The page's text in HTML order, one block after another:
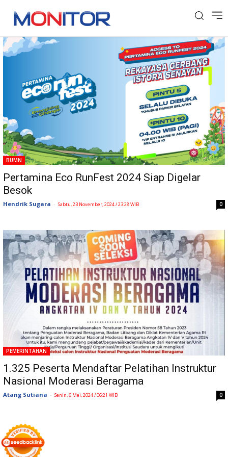
Tag: Peserta
BUMN
Pertamina Eco RunFest 2024 Siap Digelar
Besok
Hendrik Sugara - Sabtu, 23 November, 2024 / 23:28 WIB 0
PEMERINTAHAN
1.325 Peserta Mendaftar Pelatihan Instruktur
Nasional Moderasi Beragama
Atang Sutiana - Senin, 6 Mei, 2024 / 06:21 WIB 0